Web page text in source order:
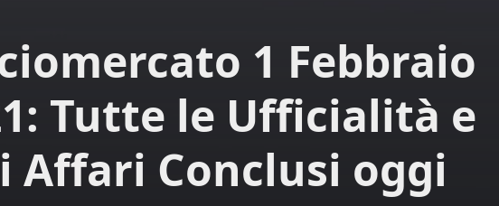
1 Febbraio
Tutte le Ufficialità e
Affari Conclusi oggi